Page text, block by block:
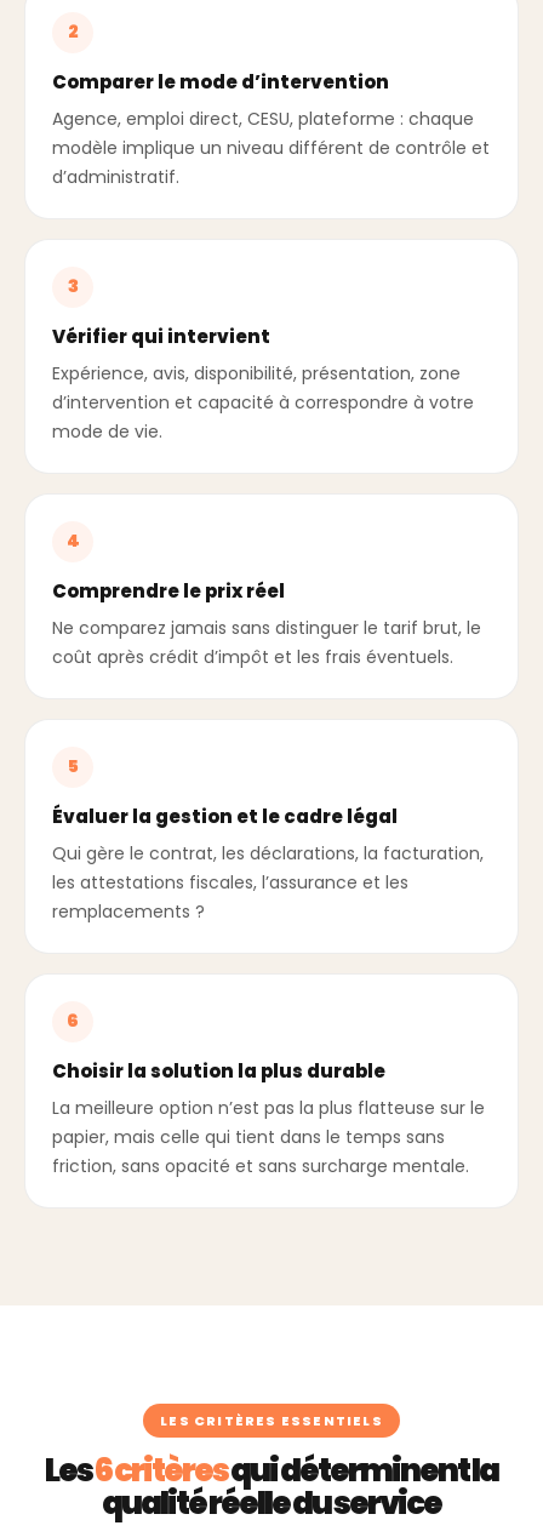
2
Comparer le mode d’intervention
Agence, emploi direct, CESU, plateforme : chaque
modèle implique un niveau différent de contrôle et
d’administratif.
3
Vérifier qui intervient
Expérience, avis, disponibilité, présentation, zone
d’intervention et capacité à correspondre à votre
mode de vie.
4
Comprendre le prix réel
Ne comparez jamais sans distinguer le tarif brut, le
coût après crédit d’impôt et les frais éventuels.
5
Évaluer la gestion et le cadre légal
Qui gère le contrat, les déclarations, la facturation,
les attestations fiscales, l’assurance et les
remplacements ?
6
Choisir la solution la plus durable
La meilleure option n’est pas la plus flatteuse sur le
papier, mais celle qui tient dans le temps sans
friction, sans opacité et sans surcharge mentale.
LES CRITÈRES ESSENTIELS
Les6 critèresqui déterminent la
qualité réelle du service